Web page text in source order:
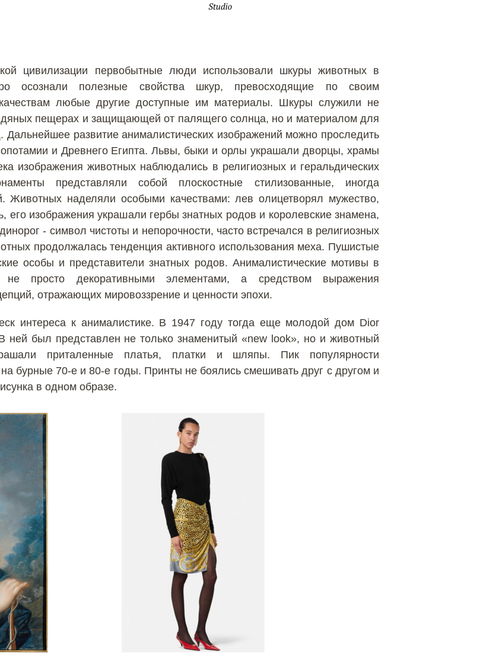
цивилизации первобытные люди использовали шкуры животных в
осознали полезные свойства шкур, превосходящие по своим
любые другие доступные им материалы. Шкуры служили не
пещерах и защищающей от палящего солнца, но и материалом для
развитие анималистических изображений можно проследить
и Древнего Египта. Львы, быки и орлы украшали дворцы, храмы
изображения животных наблюдались в религиозных и геральдических
представляли собой плоскостные стилизованные, иногда
Животных наделяли особыми качествами: лев олицетворял мужество,
его изображения украшали гербы знатных родов и королевские знамена,
- символ чистоты и непорочности, часто встречался в религиозных
продолжалась тенденция активного использования меха. Пушистые
особы и представители знатных родов. Анималистические мотивы в
не просто декоративными элементами, а средством выражения
отражающих мировоззрение и ценности эпохи.
интереса к анималистике. В 1947 году тогда еще молодой дом Dior
ней был представлен не только знаменитый «new look», но и животный
приталенные платья, платки и шляпы. Пик популярности
бурные 70-е и 80-е годы. Принты не боялись смешивать друг с другом и
в одном образе.